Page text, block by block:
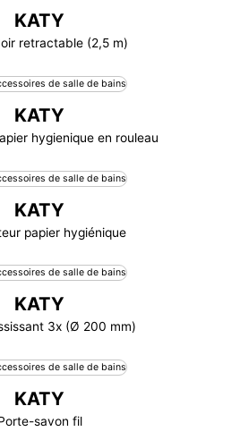
KATY
retractable (2,5 m)
KATY
hygienique en rouleau
KATY
papier hygiénique
KATY
3x (Ø 200 mm)
KATY
savon fil